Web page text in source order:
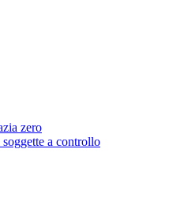
zero
a controllo